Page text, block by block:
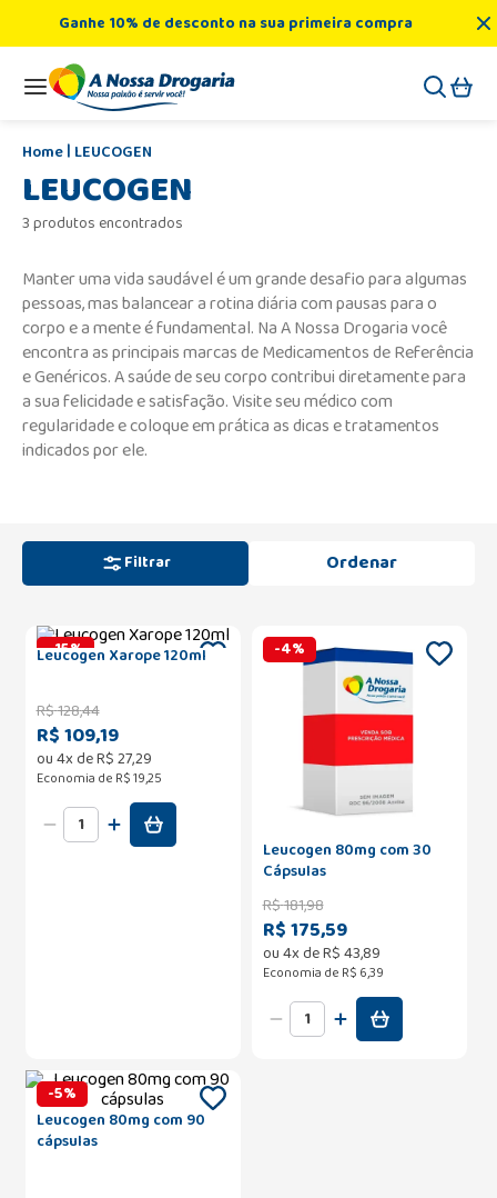
Ganhe 10% de desconto na sua primeira compra
LEUCOGEN
LEUCOGEN
3 produtos encontrados
Manter uma vida saudável é um grande desafio para algumas
pessoas, mas balancear a rotina diária com pausas para o
corpo e a mente é fundamental. Na A Nossa Drogaria você
encontra as principais marcas de Medicamentos de Referência
e Genéricos. A saúde de seu corpo contribui diretamente para
a sua felicidade e satisfação. Visite seu médico com
regularidade e coloque em prática as dicas e tratamentos
indicados por ele.
Filtrar
-15%
Leucogen Xarope 120ml
R$128,44
R$ 109,19
ou4x deR$27,29
Economia de R$ 19,25
-4%
Leucogen 80mg com 30
Cápsulas
R$181,98
R$ 175,59
ou4x deR$43,89
Economia de R$ 6,39
-5%
Leucogen 80mg com 90
cápsulas